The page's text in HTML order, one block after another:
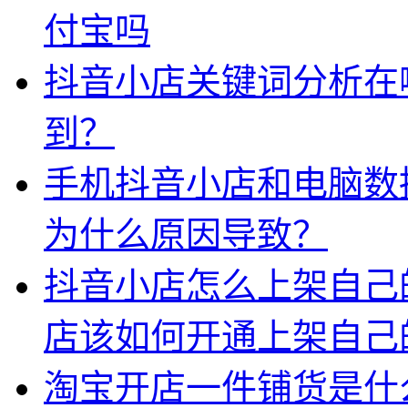
付宝吗
抖音小店关键词分析
到？
手机抖音小店和电脑
为什么原因导致？
抖音小店怎么上架自
店该如何开通上架自
淘宝开店一件铺货是